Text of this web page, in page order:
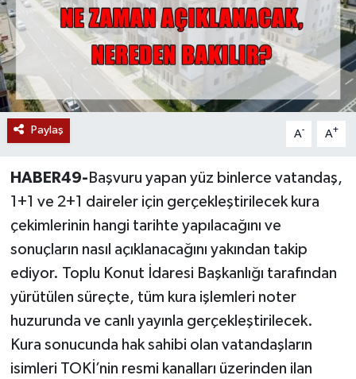
Paylaş A- A+
HABER49- Başvuru yapan yüz binlerce vatandaş,
1+1 ve 2+1 daireler için gerçekleştirilecek kura
çekimlerinin hangi tarihte yapılacağını ve
sonuçların nasıl açıklanacağını yakından takip
ediyor. Toplu Konut İdaresi Başkanlığı tarafından
yürütülen süreçte, tüm kura işlemleri noter
huzurunda ve canlı yayınla gerçekleştirilecek.
Kura sonucunda hak sahibi olan vatandaşların
isimleri TOKİ’nin resmi kanalları üzerinden ilan
Hasköy
Bulanık
Malazgirt
Varto